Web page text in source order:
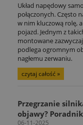
Układ napędowy
połączonych. Często
w nim kluczową rolę,
pojazd. Jednym z
montowane
podlega ogromnym
nagłemu zerwaniu.
czytaj całość »
Przegrzanie
objawy? Poradnik
06-11-2025